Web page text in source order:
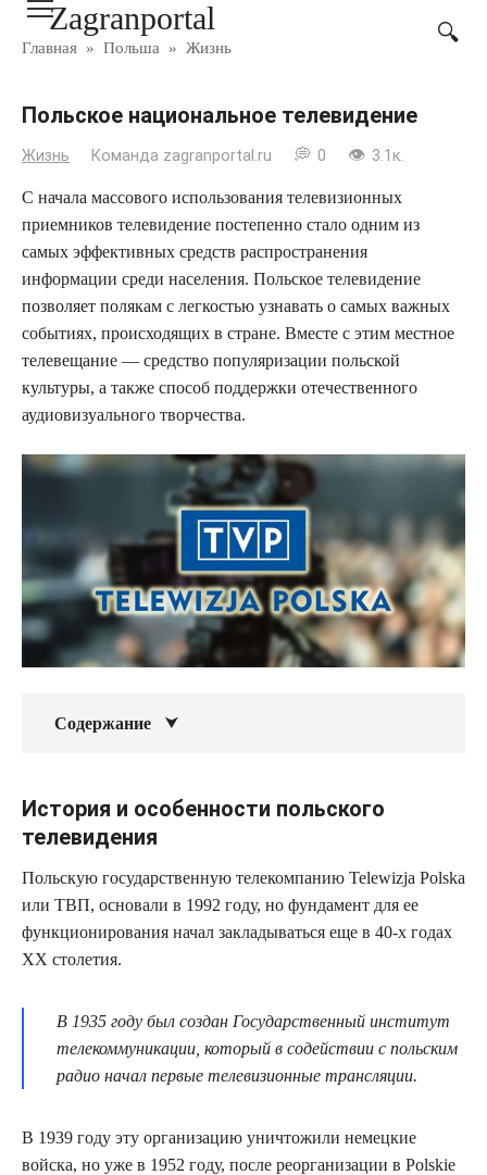
ПерейтиZagranportal
Главная » Польша » Жизнь
Польское национальное телевидение
Жизнь Команда zagranportal.ru 0 3.1к.
С начала массового использования телевизионных
приемников телевидение постепенно стало одним из
самых эффективных средств распространения
информации среди населения. Польское телевидение
позволяет полякам с легкостью узнавать о самых важных
событиях, происходящих в стране. Вместе с этим местное
телевещание — средство популяризации польской
культуры, а также способ поддержки отечественного
аудиовизуального творчества.
Содержание
История и особенности польского
телевидения
Польскую государственную телекомпанию Telewizja Polska
или ТВП, основали в 1992 году, но фундамент для ее
функционирования начал закладываться еще в 40-х годах
ХХ столетия.
В 1935 году был создан Государственный институт
телекоммуникации, который в содействии с польским
радио начал первые телевизионные трансляции.
В 1939 году эту организацию уничтожили немецкие
войска, но уже в 1952 году, после реорганизации в Polskіe